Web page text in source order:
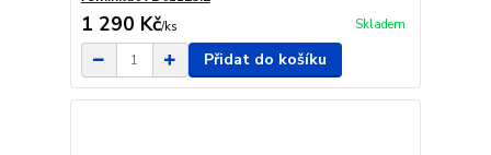
1 290 Kč/ks Skladem
Přidat do košíku